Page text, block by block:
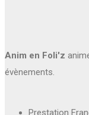
Anim en Foli'z
évènements.
Prestation